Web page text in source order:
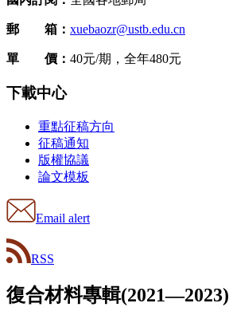
郵 箱： xuebaozr@ustb.edu.cn
單 價： 40元/期，全年480元
下載中心
重點征稿方向
征稿通知
版權協議
論文模板
Email alert
RSS
復合材料專輯(2021—2023)